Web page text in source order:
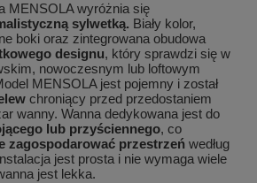
MENSOLA wyróżnia się
sylwetką. Biały kolor,
boki oraz zintegrowana obudowa
designu, który sprawdzi się w
nowoczesnym lub loftowym
MENSOLA jest pojemny i został
chroniący przed przedostaniem
wanny. Wanna dedykowana jest do
lub przyściennego, co
zagospodarować przestrzeń według
jest prosta i nie wymaga wiele
jest lekka.